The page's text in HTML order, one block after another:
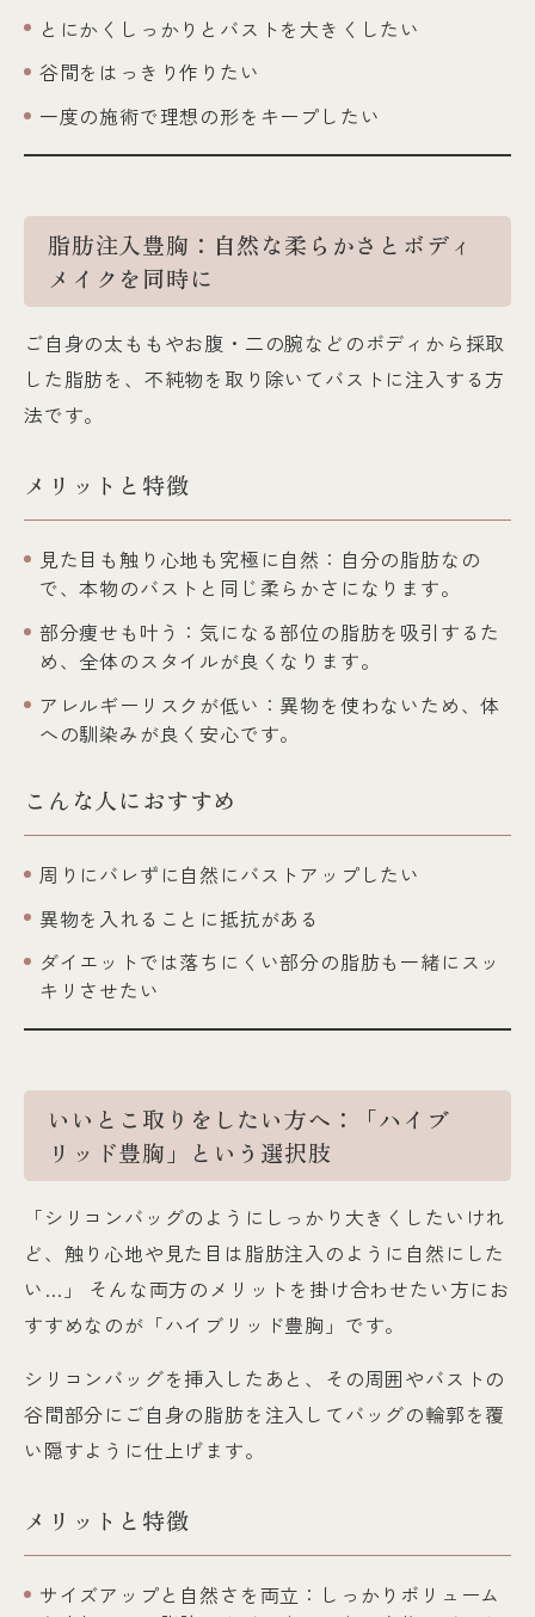
とにかくしっかりとバストを大きくしたい
谷間をはっきり作りたい
一度の施術で理想の形をキープしたい
脂肪注入豊胸：自然な柔らかさとボディ
メイクを同時に
ご自身の太ももやお腹・二の腕などのボディから採取
した脂肪を、不純物を取り除いてバストに注入する方
法です。
メリットと特徴
見た目も触り心地も究極に自然：自分の脂肪なの
で、本物のバストと同じ柔らかさになります。
部分痩せも叶う：気になる部位の脂肪を吸引するた
め、全体のスタイルが良くなります。
アレルギーリスクが低い：異物を使わないため、体
への馴染みが良く安心です。
こんな人におすすめ
周りにバレずに自然にバストアップしたい
異物を入れることに抵抗がある
ダイエットでは落ちにくい部分の脂肪も一緒にスッ
キリさせたい
いいとこ取りをしたい方へ：「ハイブ
リッド豊胸」という選択肢
「シリコンバッグのようにしっかり大きくしたいけれ
ど、触り心地や見た目は脂肪注入のように自然にした
い…」 そんな両方のメリットを掛け合わせたい方にお
すすめなのが「ハイブリッド豊胸」です。
シリコンバッグを挿入したあと、その周囲やバストの
谷間部分にご自身の脂肪を注入してバッグの輪郭を覆
い隠すように仕上げます。
メリットと特徴
サイズアップと自然さを両立：しっかりボリューム